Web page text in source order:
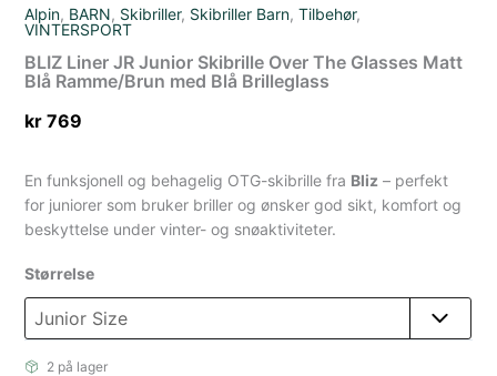
Alpin, BARN, Skibriller, Skibriller Barn,Tilbehør,
VINTERSPORT
BLIZ Liner JR Junior Skibrille Over The Glasses Matt
Blå Ramme/Brun med Blå Brilleglass
kr 769
En funksjonell og behagelig OTG-skibrille fra Bliz – perfekt
for juniorer som bruker briller og ønsker god sikt, komfort og
beskyttelse under vinter- og snøaktiviteter.
Størrelse
2 på lager